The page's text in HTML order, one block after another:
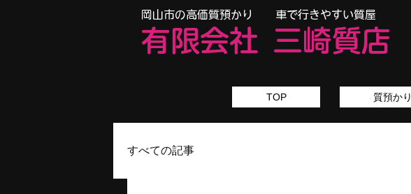
​岡山市の高価質預かり 車で行きやすい質屋
有限会社 三崎質店
TOP 質預かり
すべての記事